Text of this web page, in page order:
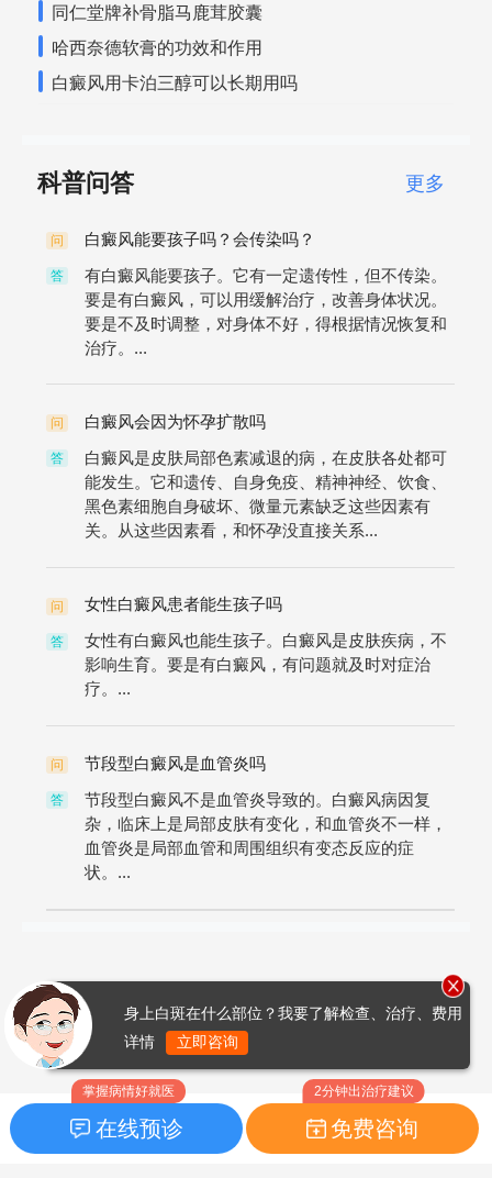
同仁堂牌补骨脂马鹿茸胶囊
哈西奈德软膏的功效和作用
白癜风用卡泊三醇可以长期用吗
科普问答 更多
问 白癜风能要孩子吗？会传染吗？
答
有白癜风能要孩子。它有一定遗传性，但不传染。
要是有白癜风，可以用缓解治疗，改善身体状况。
要是不及时调整，对身体不好，得根据情况恢复和
治疗。...
问 白癜风会因为怀孕扩散吗
答
白癜风是皮肤局部色素减退的病，在皮肤各处都可
能发生。它和遗传、自身免疫、精神神经、饮食、
黑色素细胞自身破坏、微量元素缺乏这些因素有
关。从这些因素看，和怀孕没直接关系...
问 女性白癜风患者能生孩子吗
答
女性有白癜风也能生孩子。白癜风是皮肤疾病，不
影响生育。要是有白癜风，有问题就及时对症治
疗。...
问 节段型白癜风是血管炎吗
答
节段型白癜风不是血管炎导致的。白癜风病因复
杂，临床上是局部皮肤有变化，和血管炎不一样，
血管炎是局部血管和周围组织有变态反应的症
状。...
掌握病情好就医
在线预诊
2分钟出治疗建议
免费咨询
身上白斑在什么部位？我要了解检查、治疗、费用
详情
立即咨询